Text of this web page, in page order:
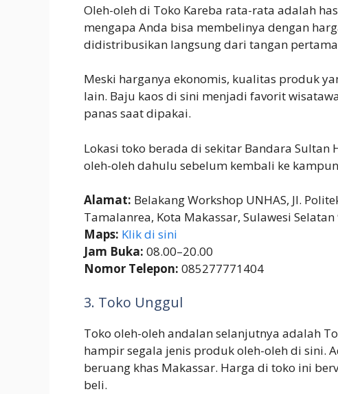
Oleh-oleh di Toko Kareba rata-rata adalah
mengapa Anda bisa membelinya dengan
didistribusikan langsung dari tangan
Meski harganya ekonomis, kualitas produk
lain. Baju kaos di sini menjadi favorit
panas saat dipakai.
Lokasi toko berada di sekitar Bandara
oleh-oleh dahulu sebelum kembali ke
Alamat: Belakang Workshop UNHAS, Jl.
Tamalanrea, Kota Makassar, Sulawesi Selatan
Maps: Klik di sini
Jam Buka: 08.00–20.00
Nomor Telepon: 085277771404
3. Toko Unggul
Toko oleh-oleh andalan selanjutnya adalah
hampir segala jenis produk oleh-oleh di sini.
beruang khas Makassar. Harga di toko ini
beli.